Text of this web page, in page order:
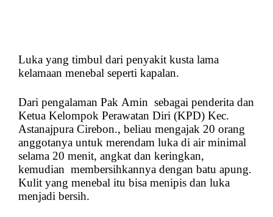
Luka yang timbul dari penyakit kusta lama
kelamaan menebal seperti kapalan.
Dari pengalaman Pak Amin sebagai penderita dan
Ketua Kelompok Perawatan Diri (KPD) Kec.
Astanajpura Cirebon., beliau mengajak 20 orang
anggotanya untuk merendam luka di air minimal
selama 20 menit, angkat dan keringkan,
kemudian membersihkannya dengan batu apung.
Kulit yang menebal itu bisa menipis dan luka
menjadi bersih.